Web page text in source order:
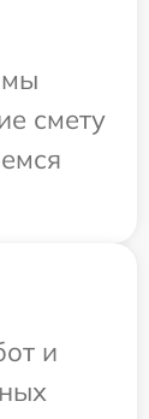
мы
смету
и